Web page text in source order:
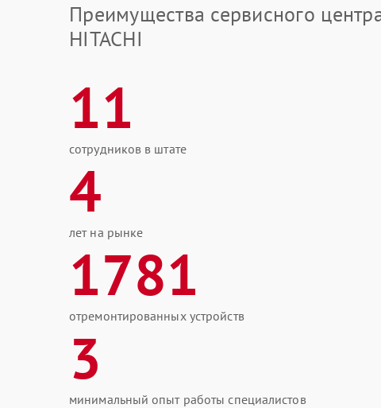
Преимущества сервисного
HITACHI
11
сотрудников в штате
4
лет на рынке
1781
отремонтированных устройств
3
минимальный опыт работы специалистов